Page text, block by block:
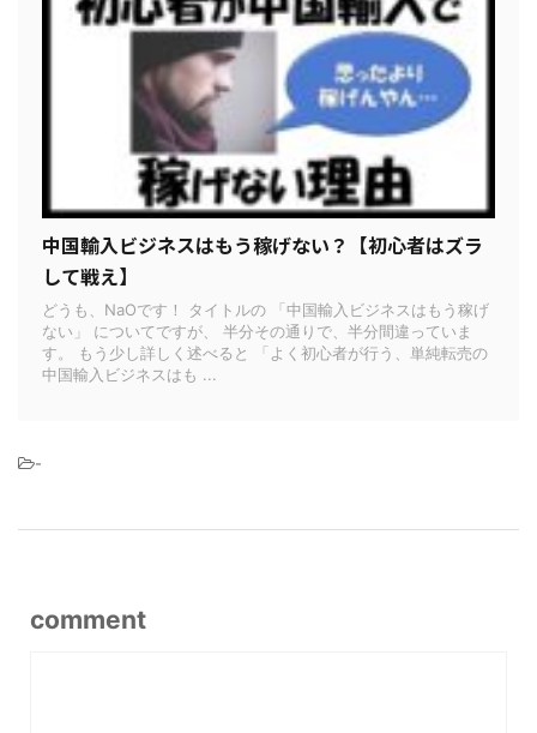
中国輸入ビジネスはもう稼げない？【初心者はズラ
して戦え】
どうも、NaOです！ タイトルの 「中国輸入ビジネスはもう稼げ
ない」 についてですが、 半分その通りで、半分間違っていま
す。 もう少し詳しく述べると 「よく初心者が行う、単純転売の
中国輸入ビジネスはも ...
-
comment